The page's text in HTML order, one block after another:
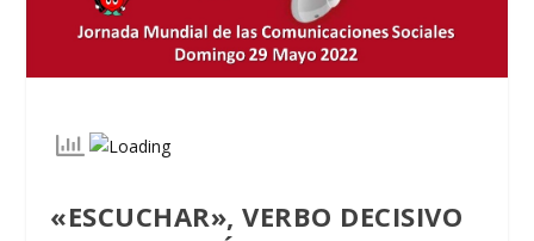
«ESCUCHAR», VERBO DECISIVO